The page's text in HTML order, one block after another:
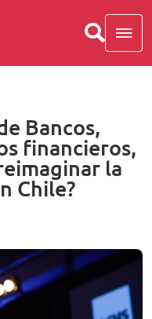
Bancos,
financieros,
la
Chile?